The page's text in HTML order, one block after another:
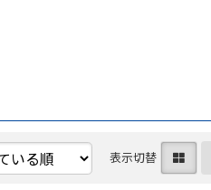
表示切替